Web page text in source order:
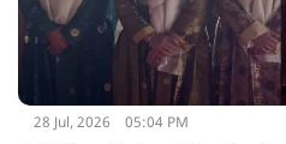
28 Jul, 2026 05:04 PM